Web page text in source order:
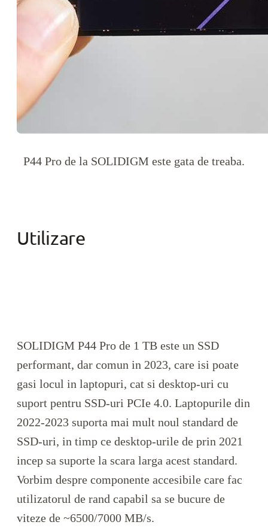
P44 Pro de la SOLIDIGM este gata de treaba.
Utilizare
SOLIDIGM P44 Pro de 1 TB este un SSD
performant, dar comun in 2023, care isi poate
gasi locul in laptopuri, cat si desktop-uri cu
suport pentru SSD-uri PCIe 4.0. Laptopurile din
2022-2023 suporta mai mult noul standard de
SSD-uri, in timp ce desktop-urile de prin 2021
incep sa suporte la scara larga acest standard.
Vorbim despre componente accesibile care fac
utilizatorul de rand capabil sa se bucure de
viteze de ~6500/7000 MB/s.